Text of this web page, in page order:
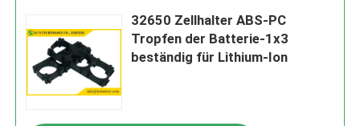
32650 Zellhalter ABS-PC
Tropfen der Batterie-1x3
beständig für Lithium-Ion